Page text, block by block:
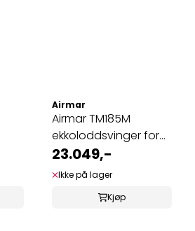
Airmar
Airmar TM185M
ekkoloddsvinger for
hekk
23.049,-
Ikke på lager
Kjøp